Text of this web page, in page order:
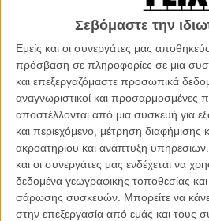
Σεβόμαστε την
Εμείς και οι συνεργάτες μας
πρόσβαση σε πληροφορίες σε μια
και επεξεργαζόμαστε προσωπικά
αναγνωριστικοί και προσαρμοσμένες
αποστέλλονται από μια συσκευή για
και περιεχόμενο, μέτρηση διαφήμισης
ακροατηρίου και ανάπτυξη υπηρεσιών.
και οι συνεργάτες μας ενδέχεται να
δεδομένα γεωγραφικής τοποθεσίας
σάρωσης συσκευών. Μπορείτε να
στην επεξεργασία από εμάς και τους
ιδέα του να επιστρέψω σε κάτι μετά από
το σημείο θα έχω δουλέψει μια
φτιάξω μια καριέρα έξω από τον Χάρι
μοιάζει λίγο με προσωπική ήττα».
Στο άλλο στρατόπεδο, της Ρόουλινγκ, ο
συγγραφέως δήλωσε για το
περίπτωση «Δεν είναι ένα καινούριο
Σίγουρα πάντως θα είναι κάτι που θα
εν όψει της εξόδου του «
Ο Χάρι Πότερ
Μέρος Δεύτερο
» στις αίθουσες του